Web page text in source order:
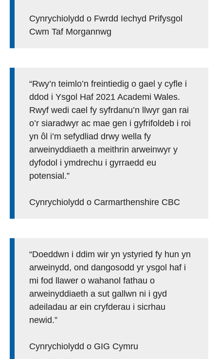
Cynrychiolydd o Fwrdd Iechyd Prifysgol
Cwm Taf Morgannwg
“Rwy’n teimlo’n freintiedig o gael y cyfle i
ddod i Ysgol Haf 2021 Academi Wales.
Rwyf wedi cael fy syfrdanu’n llwyr gan rai
o’r siaradwyr ac mae gen i gyfrifoldeb i roi
yn ôl i’m sefydliad drwy wella fy
arweinyddiaeth a meithrin arweinwyr y
dyfodol i ymdrechu i gyrraedd eu
potensial.”
Cynrychiolydd o Carmarthenshire CBC
“Doeddwn i ddim wir yn ystyried fy hun yn
arweinydd, ond dangosodd yr ysgol haf i
mi fod llawer o wahanol fathau o
arweinyddiaeth a sut gallwn ni i gyd
adeiladau ar ein cryfderau i sicrhau
newid.”
Cynrychiolydd o GIG Cymru